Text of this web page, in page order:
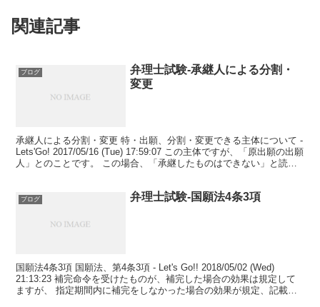
関連記事
ブログ
弁理士試験-承継人による分割・
変更
承継人による分割・変更 特・出願、分割・変更できる主体について -
Lets'Go! 2017/05/16 (Tue) 17:59:07 この主体ですが、「原出願の出願
人」とのことです。 この場合、「承継したものはできない」と読む
ブログ 弁理士試験-国願法4条3項
国願法4条3項 国願法、第4条3項 - Let's Go!! 2018/05/02 (Wed)
21:13:23 補完命令を受けたものが、補完した場合の効果は規定して
ますが、 指定期間内に補完をしなかった場合の効果が規定、記載さ